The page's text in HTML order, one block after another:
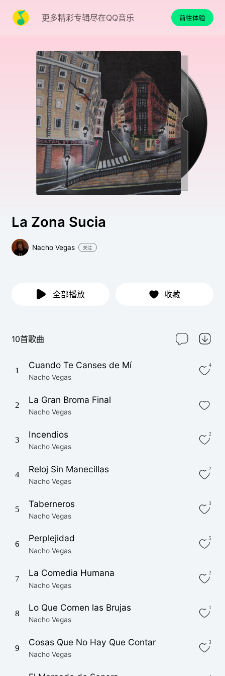
更多精彩专辑尽在QQ音乐 前往体验
La Zona Sucia
Nacho Vegas 关注
全部播放 收藏
10首歌曲
1
Cuando Te Canses de Mí
Nacho Vegas
4
2
La Gran Broma Final
Nacho Vegas
3
Incendios
Nacho Vegas
2
4
Reloj Sin Manecillas
Nacho Vegas
2
5
Taberneros
Nacho Vegas
3
6
Perplejidad
Nacho Vegas
5
7
La Comedia Humana
Nacho Vegas
2
8
Lo Que Comen las Brujas
Nacho Vegas
1
9
Cosas Que No Hay Que Contar
Nacho Vegas
3